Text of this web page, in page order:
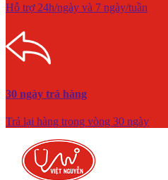
Hỗ trợ 24h/ngày và 7 ngày/tuần
30 ngày trả hàng
Trả lại hàng trong vòng 30 ngày